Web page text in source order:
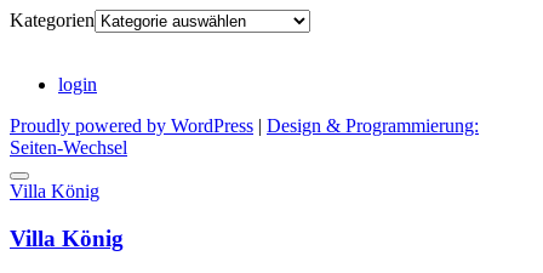
Kategorien
login
Proudly powered by WordPress
Design & Programmierung:
Seiten-Wechsel
Villa König
Villa König